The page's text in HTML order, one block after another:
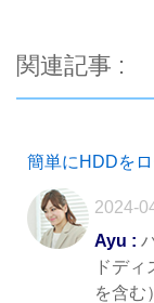
関連記事 :
簡単にHDDを
2024-
Ayu :
ドデ
を含む